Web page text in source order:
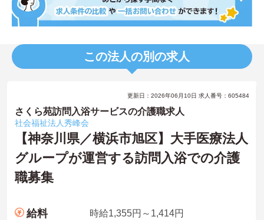
この法人の別の求人
更新日：2026年06月10日 求人番号：605484
さくら苑訪問入浴サービスの介護職求人
社会福祉法人秀峰会
【神奈川県／横浜市旭区】大手医療法人
グループが運営する訪問入浴での介護
職募集
給料 時給1,355円～1,414円